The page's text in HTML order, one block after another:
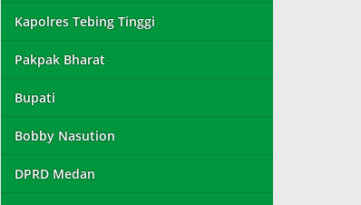
Kapolres Tebing Tinggi
Pakpak Bharat
Bupati
Bobby Nasution
DPRD Medan